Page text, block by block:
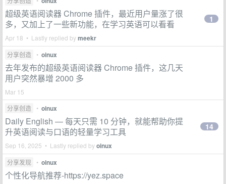
超级英语阅读器 Chrome 插件，最近用户量涨了很
多，又加上了一些新功能，在学习英语可以看看
Apr 18 • Lastly replied bymeekr
1
分享创造 • oinux
去年发布的超级英语阅读器 Chrome 插件，这几天
用户突然暴增 2000 多
Mar 15
分享创造
• oinux
Daily English — 每天只需 10 分钟，就能帮助你提
升英语阅读与口语的轻量学习工具
Sep 16, 2025 • Lastly replied byoinux
14
分享发现 • oinux
个性化导航推荐-https://yez.space